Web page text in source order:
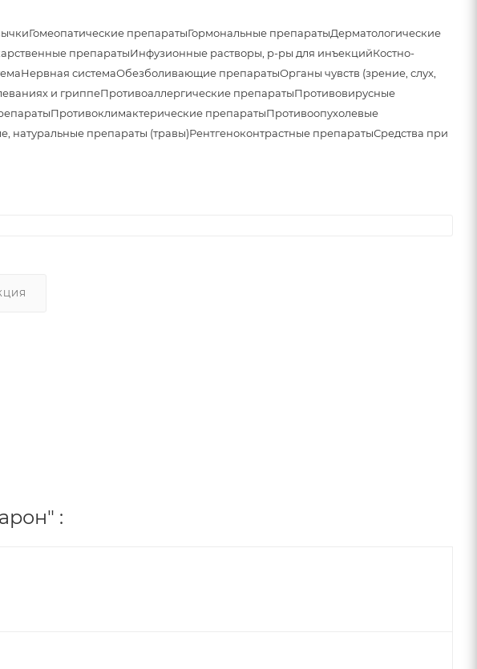
Гомеопатические препаратыГормональные препаратыДерматологические
препаратыИнфузионные растворы, р-ры для инъекцийКостно-
Нервная системаОбезболивающие препаратыОрганы чувств (зрение, слух,
и гриппеПротивоаллергические препаратыПротивовирусные
Противоклимактерические препаратыПротивоопухолевые
натуральные препараты (травы)Рентгеноконтрастные препаратыСредства при
: